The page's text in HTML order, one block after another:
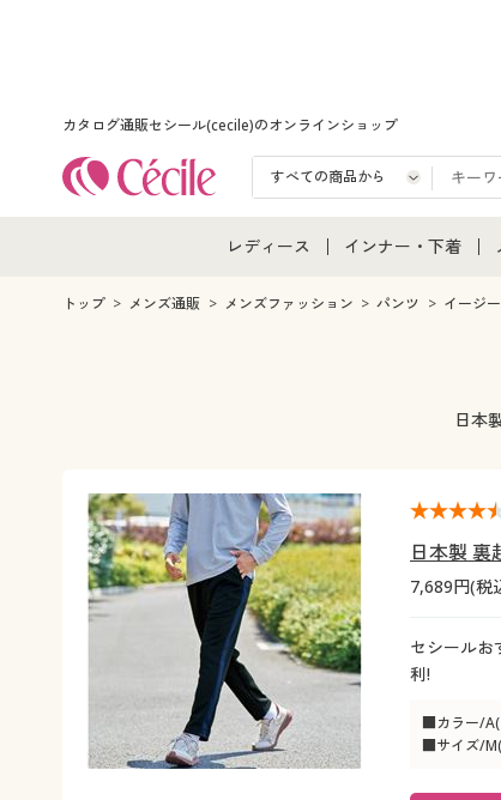
カタログ通販セシール(cecile)のオンラインショップ
レディース
レディース通販すべて
インナー・下着
インナー・下着通販
トップ メンズ通販 メンズファッション パンツ イージ
日本
日本製 裏
7,689円(税
セシールお
利!
■カラー/A(
■サイズ/